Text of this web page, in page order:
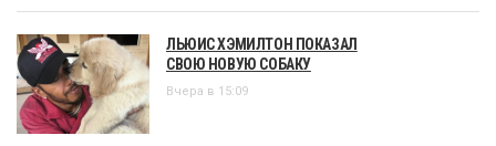
ЛЬЮИС ХЭМИЛТОН ПОКАЗАЛ
СВОЮ НОВУЮ СОБАКУ
Вчера в 15:09